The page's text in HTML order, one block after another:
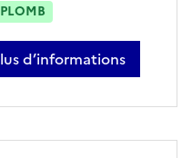
PLOMB
d’informations
le guen